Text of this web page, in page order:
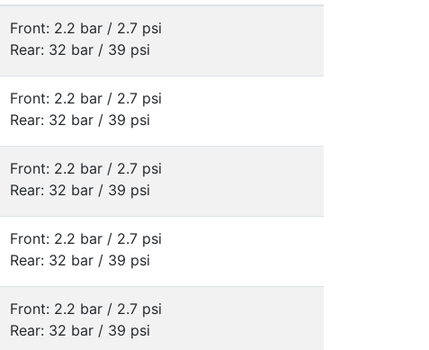
Front: 2.2 bar / 2.7 psi
Rear: 32 bar / 39 psi
Front: 2.2 bar / 2.7 psi
Rear: 32 bar / 39 psi
Front: 2.2 bar / 2.7 psi
Rear: 32 bar / 39 psi
Front: 2.2 bar / 2.7 psi
Rear: 32 bar / 39 psi
Front: 2.2 bar / 2.7 psi
Rear: 32 bar / 39 psi